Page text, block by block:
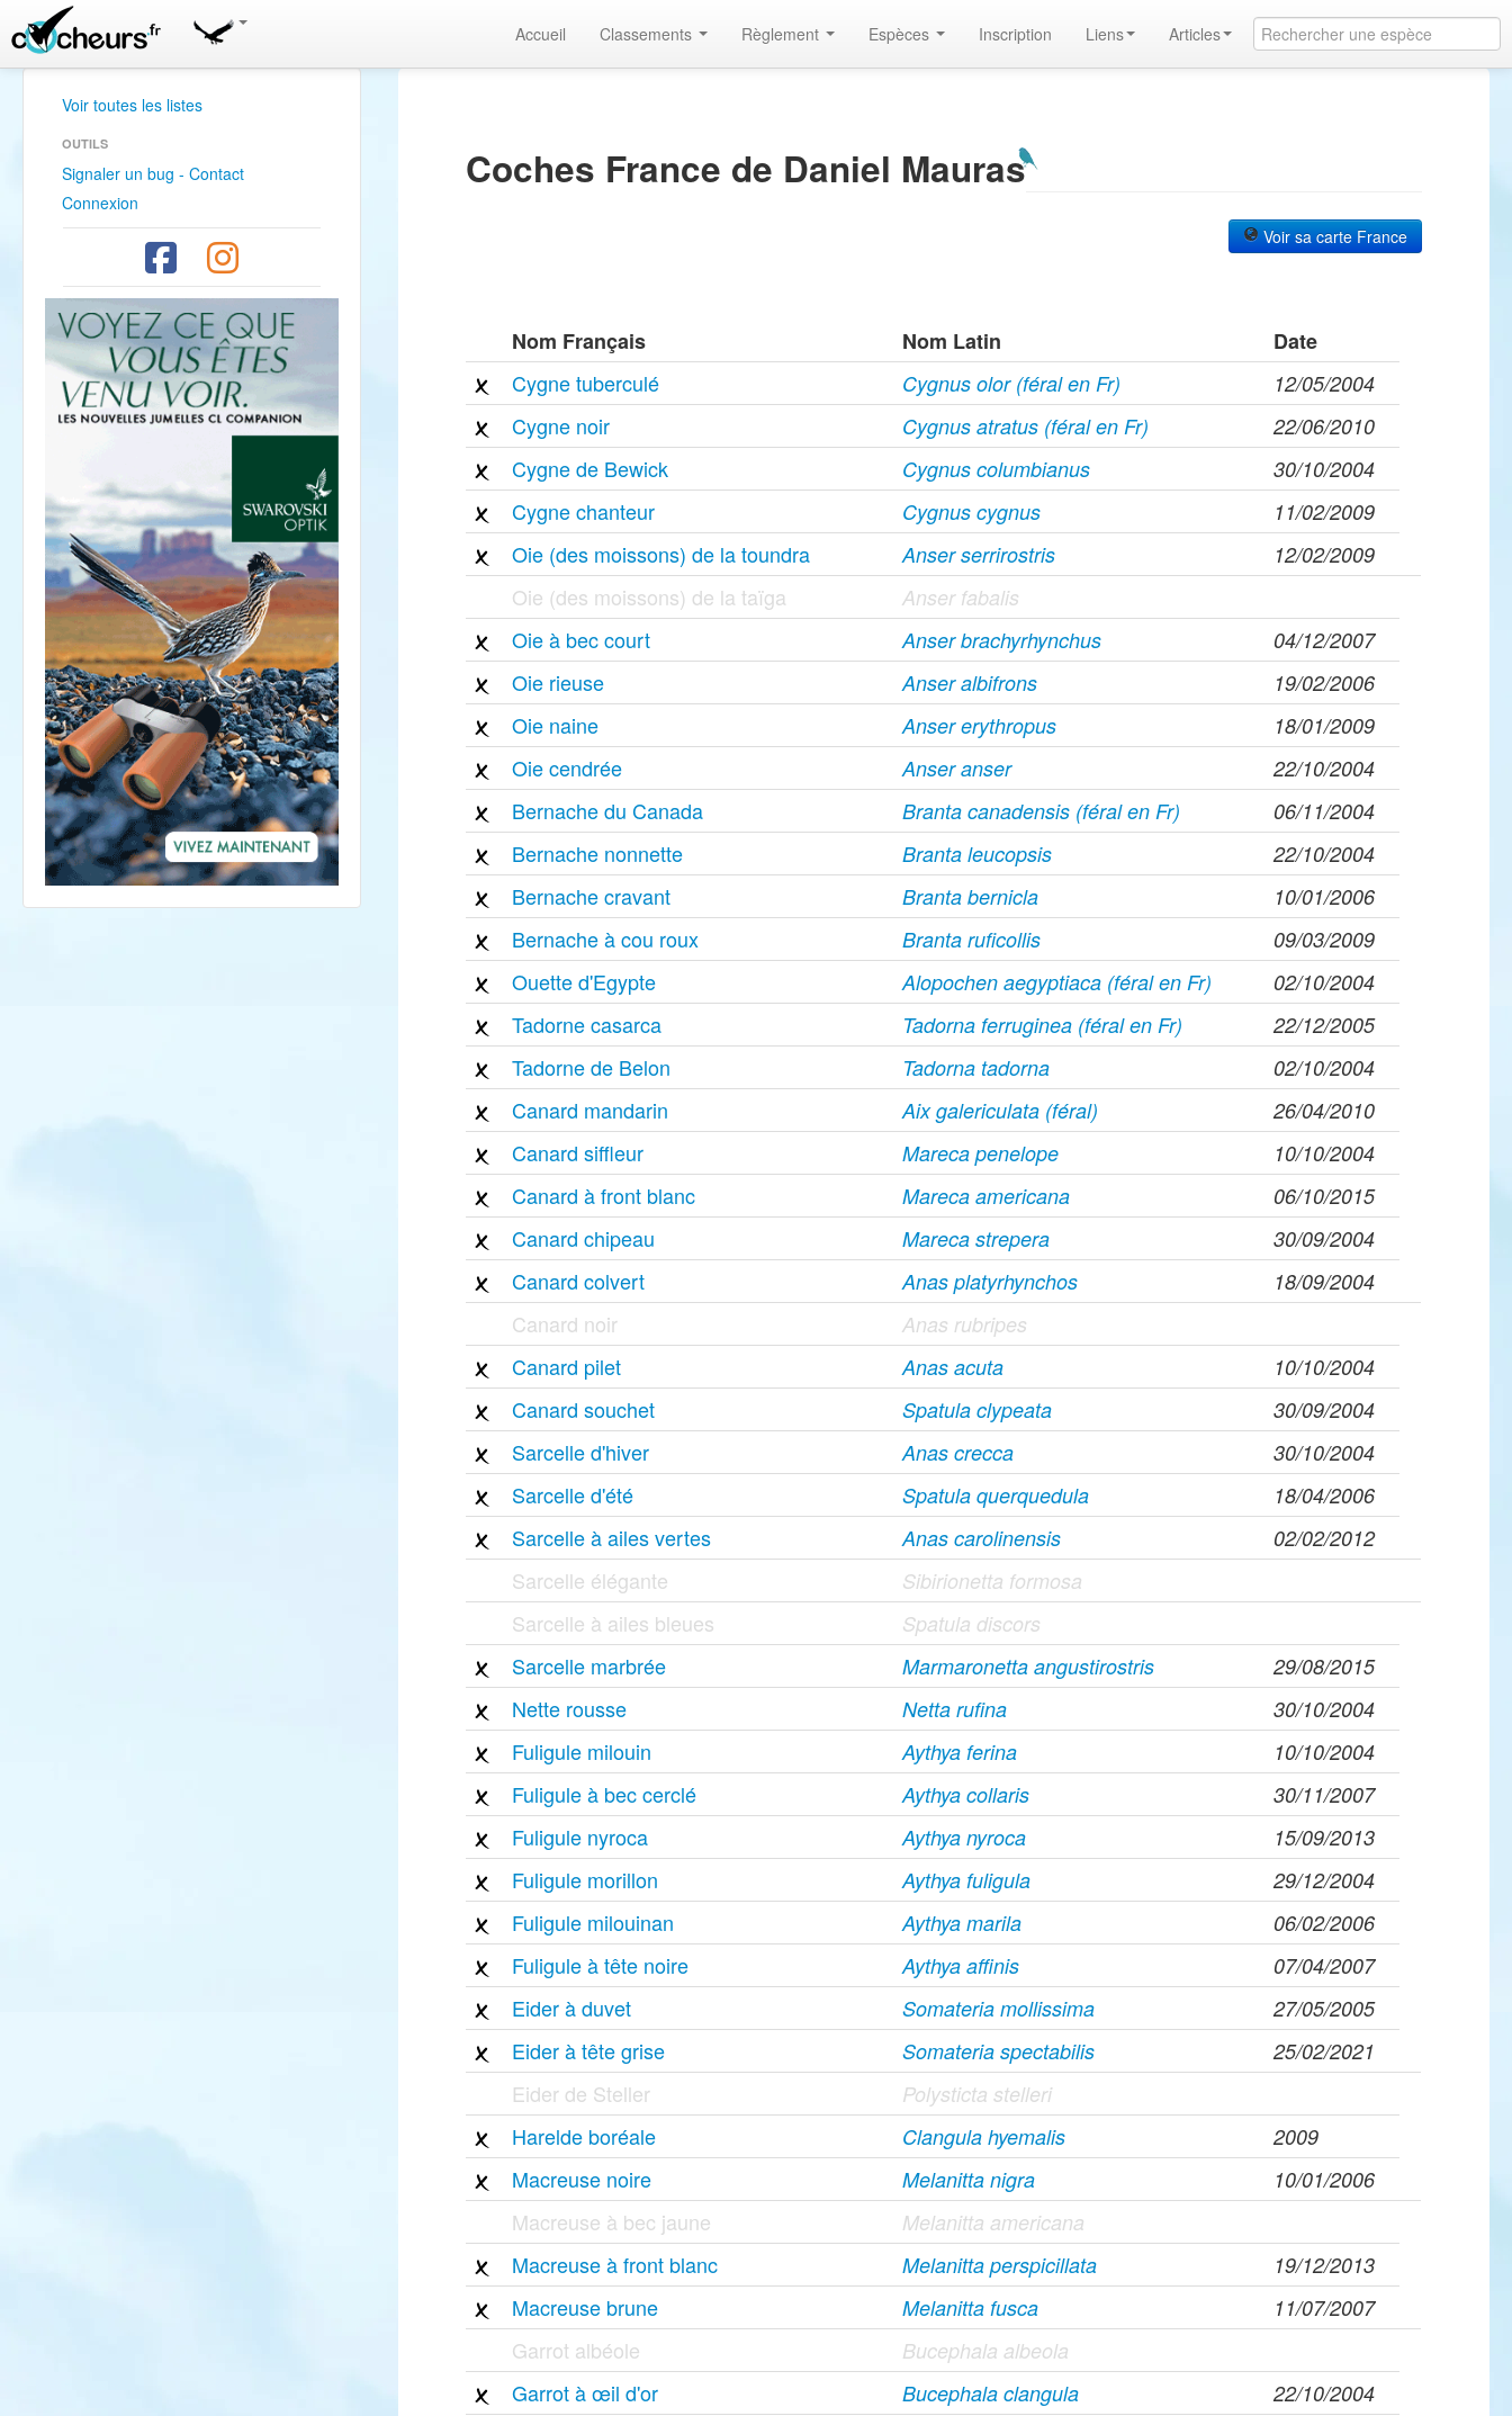
Accueil Classements Règlement Espèces Inscription Liens Articles
Voir toutes les listes
OUTILS
Signaler un bug - Contact
Connexion
Coches France de Daniel Mauras
Voir sa carte France
Nom Français Nom Latin
Date
Cygne tuberculé
Cygnus olor (féral en Fr) 12/05/2004
Cygne noir Cygnus atratus (féral en Fr) 22/06/2010
Cygne de Bewick Cygnus columbianus 30/10/2004
Cygne chanteur Cygnus cygnus 11/02/2009
Oie (des moissons) de la toundra Anser serrirostris 12/02/2009
Oie (des moissons) de la taïga Anser fabalis
Oie à bec court Anser brachyrhynchus 04/12/2007
Oie rieuse Anser albifrons 19/02/2006
Oie naine Anser erythropus 18/01/2009
Oie cendrée Anser anser 22/10/2004
Bernache du Canada Branta canadensis (féral en Fr) 06/11/2004
Bernache nonnette Branta leucopsis 22/10/2004
Bernache cravant Branta bernicla 10/01/2006
Bernache à cou roux Branta ruficollis 09/03/2009
Ouette d'Egypte Alopochen aegyptiaca (féral en Fr) 02/10/2004
Tadorne casarca Tadorna ferruginea (féral en Fr) 22/12/2005
Tadorne de Belon Tadorna tadorna 02/10/2004
Canard mandarin Aix galericulata (féral) 26/04/2010
Canard siffleur Mareca penelope 10/10/2004
Canard à front blanc Mareca americana 06/10/2015
Canard chipeau Mareca strepera 30/09/2004
Canard colvert Anas platyrhynchos 18/09/2004
Canard noir Anas rubripes
Canard pilet Anas acuta 10/10/2004
Canard souchet Spatula clypeata 30/09/2004
Sarcelle d'hiver Anas crecca 30/10/2004
Sarcelle d'été Spatula querquedula 18/04/2006
Sarcelle à ailes vertes Anas carolinensis 02/02/2012
Sarcelle élégante Sibirionetta formosa
Sarcelle à ailes bleues Spatula discors
Sarcelle marbrée Marmaronetta angustirostris 29/08/2015
Nette rousse Netta rufina 30/10/2004
Fuligule milouin Aythya ferina 10/10/2004
Fuligule à bec cerclé Aythya collaris 30/11/2007
Fuligule nyroca Aythya nyroca 15/09/2013
Fuligule morillon Aythya fuligula 29/12/2004
Fuligule milouinan Aythya marila 06/02/2006
Fuligule à tête noire Aythya affinis 07/04/2007
Eider à duvet Somateria mollissima 27/05/2005
Eider à tête grise Somateria spectabilis 25/02/2021
Eider de Steller Polysticta stelleri
Harelde boréale Clangula hyemalis 2009
Macreuse noire Melanitta nigra 10/01/2006
Macreuse à bec jaune Melanitta americana
Macreuse à front blanc Melanitta perspicillata 19/12/2013
Macreuse brune Melanitta fusca 11/07/2007
Garrot albéole Bucephala albeola
Garrot à œil d'or Bucephala clangula 22/10/2004